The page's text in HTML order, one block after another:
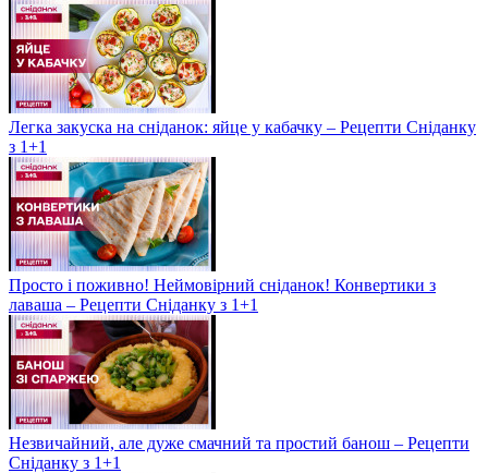
Легка закуска на сніданок: яйце у кабачку – Рецепти Сніданку
з 1+1
Просто і поживно! Неймовірний сніданок! Конвертики з
лаваша – Рецепти Сніданку з 1+1
Незвичайний, але дуже смачний та простий банош – Рецепти
Сніданку з 1+1